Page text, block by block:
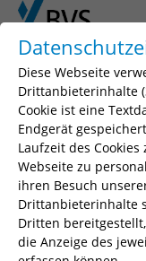
Skip to main content
Skip to page footer
You are here:
BVS KI
Künstliche
Diese Webseite
Drittanbieterinhalte
Cookie ist eine
Endgerät
Laufzeit des
Webseite zu
ihren Besuch
Drittanbieterinhalte
Dritten
die Anzeige des